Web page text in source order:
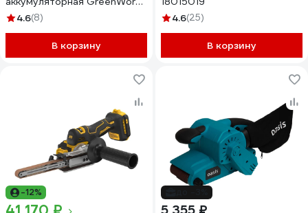
Арт.G24BS, 24 В, без АКБ и
4.6(8)
В корзину
4.6(25)
В корзину
-12%